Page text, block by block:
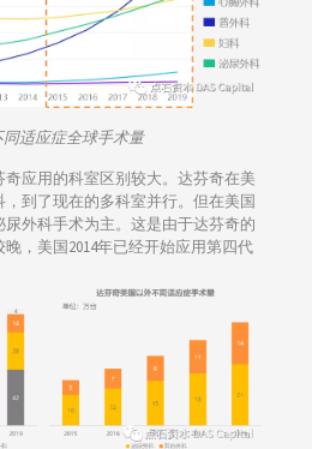
同适应症全球手术量
应用的科室区别较大。达芬奇在美
到了现在的多科室并行。但在美国
外科手术为主。这是由于达芬奇的
，美国2014年已经开始应用第四代